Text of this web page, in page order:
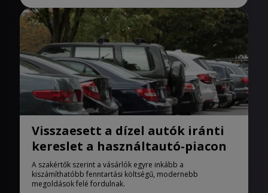
Visszaesett a dízel autók iránti
kereslet a használtautó-piacon
A szakértők szerint a vásárlók egyre inkább a
kiszámíthatóbb fenntartási költségű, modernebb
megoldások felé fordulnak.